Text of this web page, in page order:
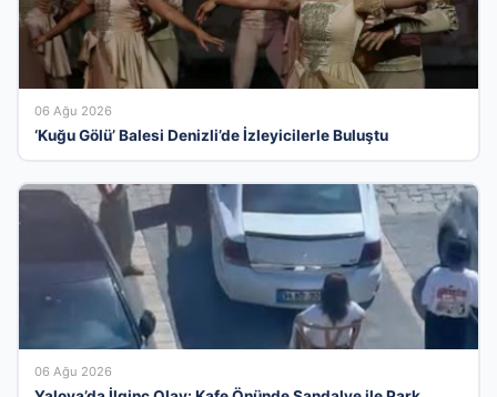
06 Ağu 2026
‘Kuğu Gölü’ Balesi Denizli’de İzleyicilerle Buluştu
06 Ağu 2026